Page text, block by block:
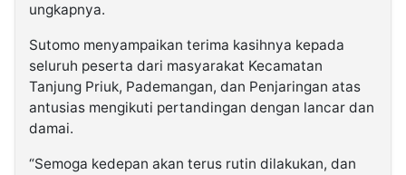
ungkapnya.
Sutomo menyampaikan terima kasihnya kepada
seluruh peserta dari masyarakat Kecamatan
Tanjung Priuk, Pademangan, dan Penjaringan atas
antusias mengikuti pertandingan dengan lancar dan
damai.
“Semoga kedepan akan terus rutin dilakukan, dan